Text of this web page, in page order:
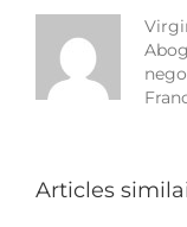
Articles